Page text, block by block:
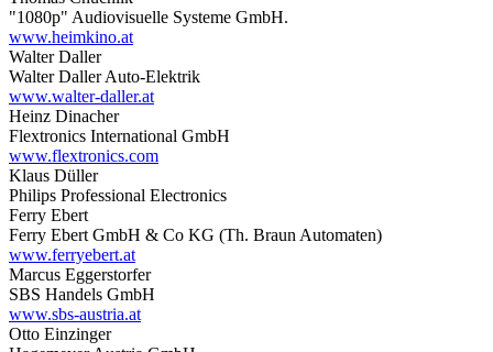
"1080p" Audiovisuelle Systeme GmbH.
www.heimkino.at
Walter Daller
Walter Daller Auto-Elektrik
www.walter-daller.at
Heinz Dinacher
Flextronics International GmbH
www.flextronics.com
Klaus Düller
Philips Professional Electronics
Ferry Ebert
Ferry Ebert GmbH & Co KG (Th. Braun Automaten)
www.ferryebert.at
Marcus Eggerstorfer
SBS Handels GmbH
www.sbs-austria.at
Otto Einzinger